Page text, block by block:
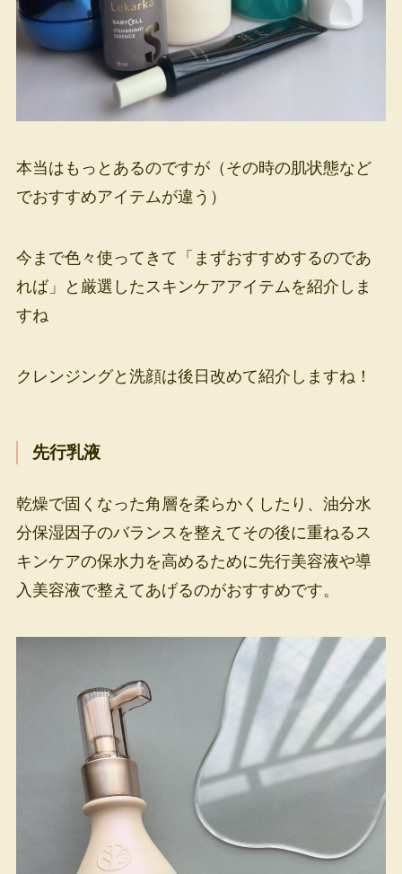
本当はもっとあるのですが（その時の肌状態など
でおすすめアイテムが違う）
今まで色々使ってきて「まずおすすめするのであ
れば」と厳選したスキンケアアイテムを紹介しま
すね
クレンジングと洗顔は後日改めて紹介しますね！
先行乳液
乾燥で固くなった角層を柔らかくしたり、油分水
分保湿因子のバランスを整えてその後に重ねるス
キンケアの保水力を高めるために先行美容液や導
入美容液で整えてあげるのがおすすめです。